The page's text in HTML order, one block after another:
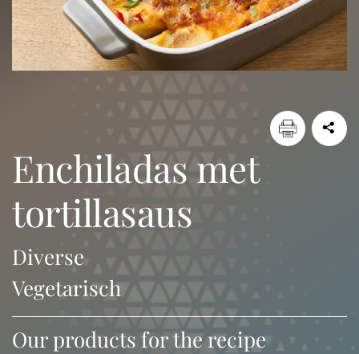
enchiladas met
tortillasaus
Diverse
Vegetarisch
Our products for the recipe